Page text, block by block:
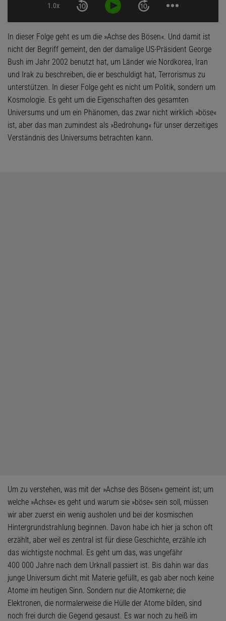
1.0x
In dieser Folge geht es um die »Achse des Bösen«. Und damit ist
nicht der Begriff gemeint, den der damalige US-Präsident George
Bush im Jahr 2002 benutzt hat, um Länder wie Nordkorea, Iran
und Irak zu beschreiben, die er beschuldigt hat, Terrorismus zu
unterstützen. In dieser Folge geht es nicht um Politik, sondern um
Kosmologie. Es geht um die Eigenschaften des gesamten
Universums und um ein Phänomen, das zwar nicht wirklich »böse«
ist, aber das man zumindest als »Bedrohung« für unser derzeitiges
Verständnis des Universums betrachten kann.
Um zu verstehen, was mit der »Achse des Bösen« gemeint ist; um
welche »Achse« es geht und warum sie »böse« sein soll, müssen
wir aber zuerst ein wenig ausholen und bei der kosmischen
Hintergrundstrahlung beginnen. Davon habe ich hier ja schon oft
erzählt, aber weil es zentral ist für diese Geschichte, erzähle ich
das wichtigste nochmal. Es geht um das, was ungefähr
400 000 Jahre nach dem Urknall passiert ist. Bis dahin war das
junge Universum dicht mit Materie gefüllt, es gab aber noch keine
Atome im heutigen Sinn. Sondern nur die Atomkerne; die
Elektronen, die normalerweise die Hülle der Atome bilden, sind
noch frei durch die Gegend gesaust. Es war noch zu heiß im